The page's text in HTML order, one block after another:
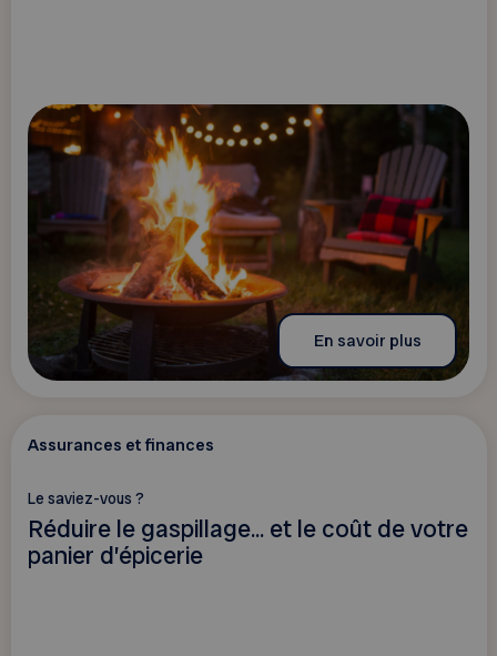
En savoir plus
Assurances et finances
Le saviez-vous ?
Réduire le gaspillage... et le coût de votre
panier d’épicerie